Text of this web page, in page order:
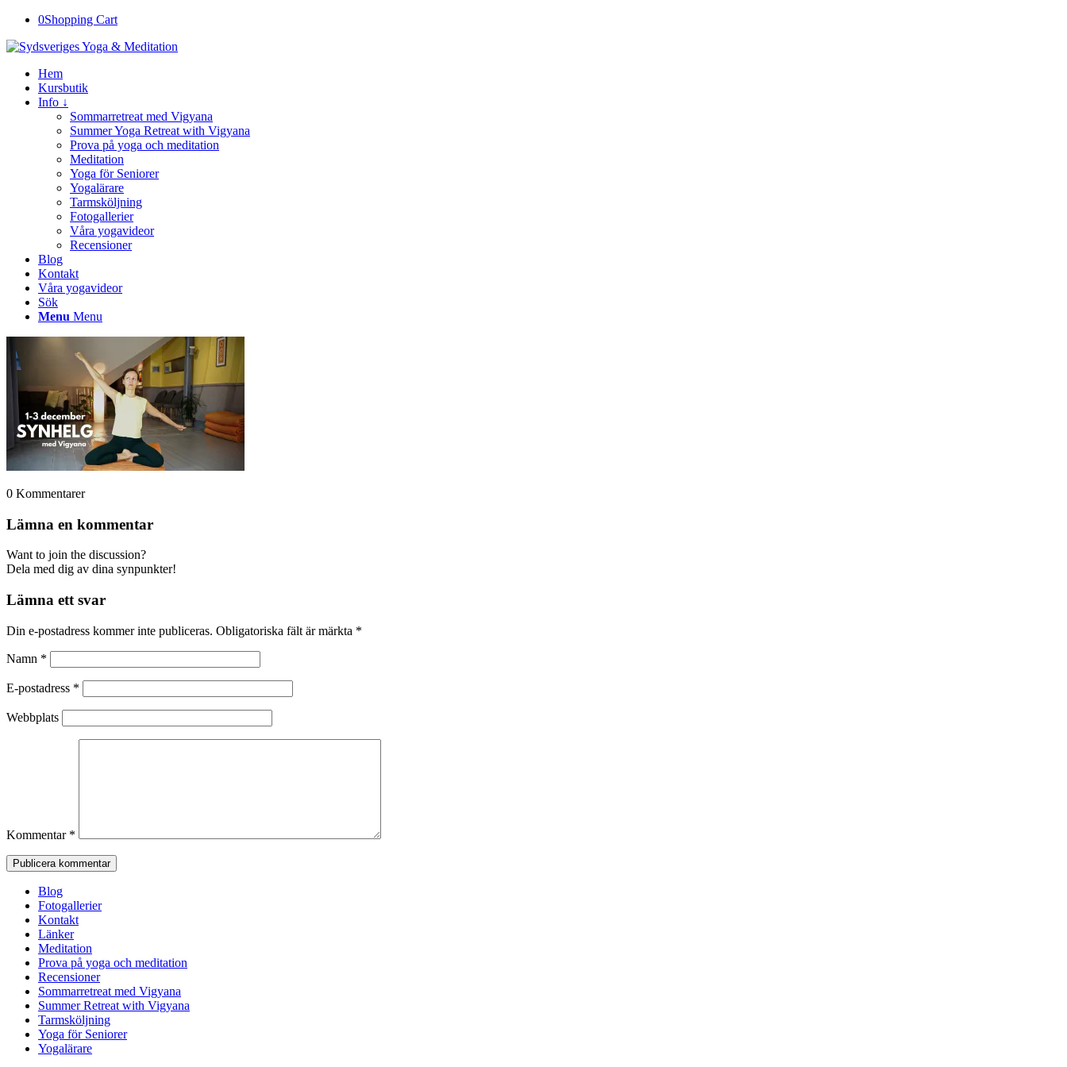
0Shopping Cart
Hem
Kursbutik
Info ↓
Sommarretreat med Vigyana
Summer Yoga Retreat with Vigyana
Prova på yoga och meditation
Meditation
Yoga för Seniorer
Yogalärare
Tarmsköljning
Fotogallerier
Våra yogavideor
Recensioner
Blog
Kontakt
Våra yogavideor
Sök
Menu Menu
0 Kommentarer
Lämna en kommentar
Want to join the discussion?
Dela med dig av dina synpunkter!
Lämna ett svar
Din e-postadress kommer inte publiceras. Obligatoriska fält är märkta *
Namn *
E-postadress *
Webbplats
Kommentar *
Blog
Fotogallerier
Kontakt
Länker
Meditation
Prova på yoga och meditation
Recensioner
Sommarretreat med Vigyana
Summer Retreat with Vigyana
Tarmsköljning
Yoga för Seniorer
Yogalärare